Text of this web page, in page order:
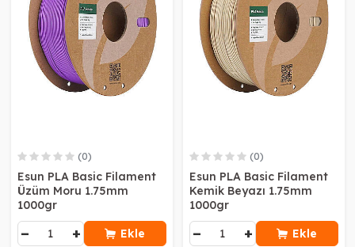
(0)
Esun PLA Basic Filament
Üzüm Moru 1.75mm
1000gr
− + Ekle
(0)
Esun PLA Basic Filament
Kemik Beyazı 1.75mm
1000gr
− + Ekle